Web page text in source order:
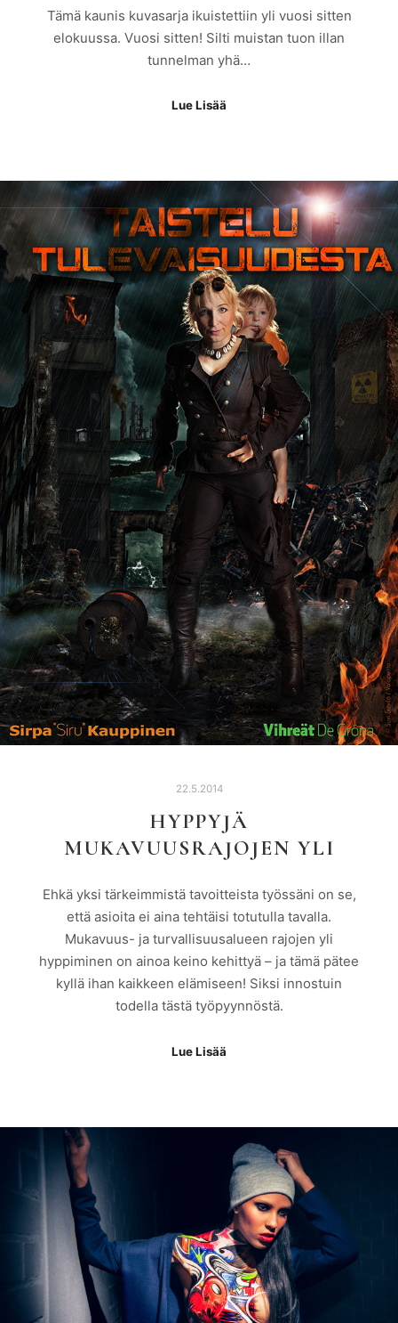
Tämä kaunis kuvasarja ikuistettiin yli vuosi sitten
elokuussa. Vuosi sitten! Silti muistan tuon illan
tunnelman yhä…
Lue Lisää
22.5.2014
HYPPYJÄ
MUKAVUUSRAJOJEN YLI
Ehkä yksi tärkeimmistä tavoitteista työssäni on se,
että asioita ei aina tehtäisi totutulla tavalla.
Mukavuus- ja turvallisuusalueen rajojen yli
hyppiminen on ainoa keino kehittyä – ja tämä pätee
kyllä ihan kaikkeen elämiseen! Siksi innostuin
todella tästä työpyynnöstä.
Lue Lisää